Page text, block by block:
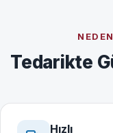
Tedarikte
Hızlı